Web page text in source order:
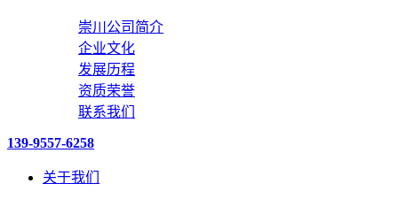
崇川公司简介
企业文化
发展历程
资质荣誉
联系我们
139-9557-6258
关于我们